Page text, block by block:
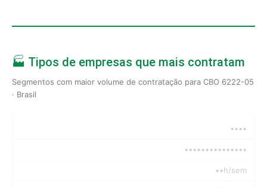
🏭 Tipos de empresas que mais contratam
Segmentos com maior volume de contratação para CBO 6222-05
· Brasil
••••
•••••••••••••••
••h/sem